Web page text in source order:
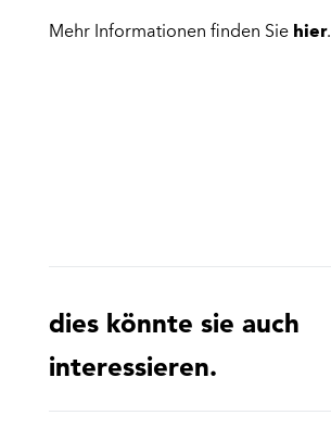
Mehr Informationen finden Sie hier.
dies könnte sie auch
interessieren.